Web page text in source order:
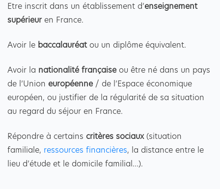
Etre inscrit dans un établissement d’enseignement
supérieur en France.
Avoir le baccalauréat ou un diplôme équivalent.
Avoir la nationalité françaiseou être né dans un pays
de l’Union européenne/ de l’Espace économique
européen, ou justifier de la régularité de sa situation
au regard du séjour en France.
Répondre à certains critères sociaux(situation
familiale, ressources financières, la distance entre le
lieu d’étude et le domicile familial…).